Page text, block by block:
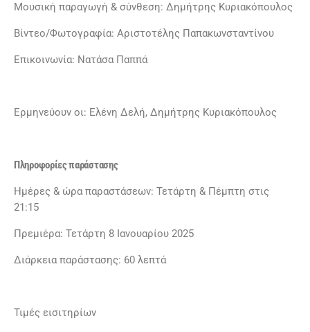
Μουσική παραγωγή & σύνθεση: Δημήτρης Κυριακόπουλος
Βίντεο/Φωτογραφία: Αριστοτέλης Παπακωνσταντίνου
Επικοινωνία: Νατάσα Παππά
Ερμηνεύουν οι: Ελένη Δελή, Δημήτρης Κυριακόπουλος
Πληροφορίες παράστασης
Ημέρες & ώρα παραστάσεων: Τετάρτη & Πέμπτη στις
21:15
Πρεμιέρα: Τετάρτη 8 Ιανουαρίου 2025
Διάρκεια παράστασης: 60 λεπτά
Τιμές εισιτηρίων